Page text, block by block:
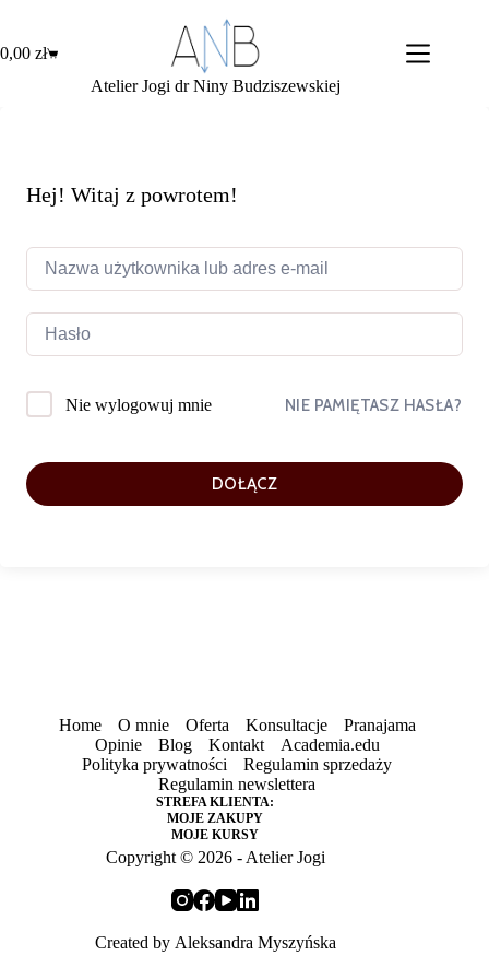
treści
Koszyk
0,00 zł
Atelier Jogi dr Niny Budziszewskiej
Hej! Witaj z powrotem!
Nie wylogowuj mnie NIE PAMIĘTASZ HASŁA?
DOŁĄCZ
Home O mnie Oferta Konsultacje
Pranajama
Opinie
Blog Kontakt
Academia.edu
Polityka prywatności
Regulamin sprzedaży
Regulamin newslettera
STREFA KLIENTA:
MOJE ZAKUPY
MOJE KURSY
Copyright © 2026 - Atelier Jogi
Created by Aleksandra Myszyńska